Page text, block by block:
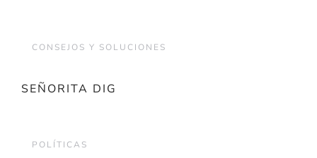
CONSEJOS Y SOLUCIONES
SEÑORITA DIG
POLÍTICAS